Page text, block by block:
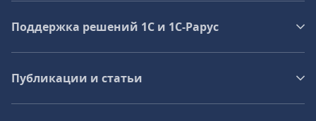
Поддержка решений 1С и 1С‑Рарус
Публикации и статьи